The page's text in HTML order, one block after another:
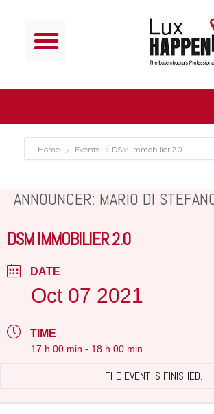
Home Events DSM Immobilier 2.0
ANNOUNCER: MARIO DI
DSM IMMOBILIER 2.0
DATE
Oct 07 2021
TIME
17 h 00 min - 18 h 00 min
THE EVENT IS FINISHED.